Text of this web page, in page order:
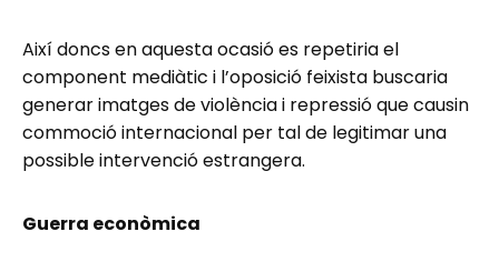
Així doncs en aquesta ocasió es repetiria el
component mediàtic i l’oposició feixista buscaria
generar imatges de violència i repressió que causin
commoció internacional per tal de legitimar una
possible intervenció estrangera.
Guerra econòmica